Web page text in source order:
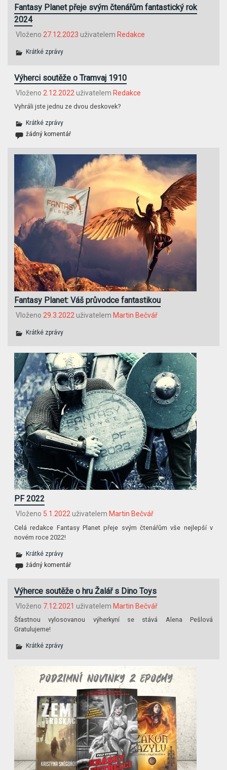
Fantasy Planet přeje svým čtenářům fantastický rok
2024
Vloženo 27.12.2023 uživatelem Redakce
Krátké zprávy
Výherci soutěže o Tramvaj 1910
Vloženo 2.12.2022 uživatelem Redakce
Vyhráli jste jednu ze dvou deskovek?
Krátké zprávy
žádný komentář
Fantasy Planet: Váš průvodce fantastikou
Vloženo 29.3.2022uživatelem Martin Bečvář
Krátké zprávy
PF 2022
Vloženo 5.1.2022uživatelem Martin Bečvář
Celá redakce Fantasy Planet přeje svým čtenářům vše nejlepší v
novém roce 2022!
Krátké zprávy
žádný komentář
Výherce soutěže o hru Žalář s Dino Toys
Vloženo 7.12.2021 uživatelem Martin Bečvář
Šťastnou vylosovanou výherkyní se stává Alena Pešlová
Gratulujeme!
Krátké zprávy